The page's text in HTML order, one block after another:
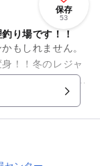
保存
53
り場です！！
もしれません。
！！冬のレジャ
安心安全】【お